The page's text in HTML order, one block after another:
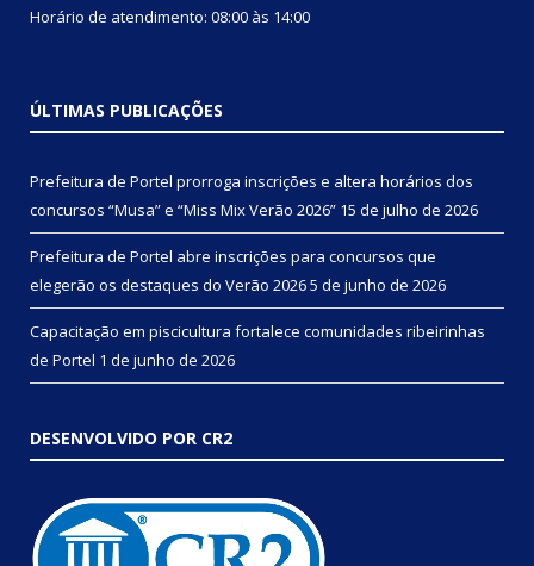
Horário de atendimento: 08:00 às 14:00
ÚLTIMAS PUBLICAÇÕES
Prefeitura de Portel prorroga inscrições e altera horários dos
concursos “Musa” e “Miss Mix Verão 2026” 15 de julho de 2026
Prefeitura de Portel abre inscrições para concursos que
elegerão os destaques do Verão 20265 de junho de 2026
Capacitação em piscicultura fortalece comunidades ribeirinhas
de Portel 1 de junho de 2026
DESENVOLVIDO POR CR2